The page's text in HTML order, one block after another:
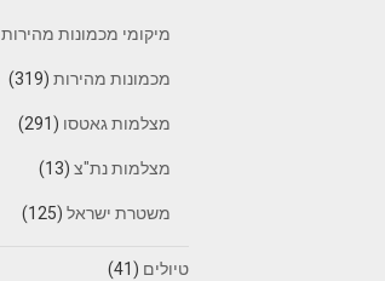
מיקומי מכמונות מהירות
מכמונות מהירות (319)
מצלמות גאטסו (291)
מצלמות נת"צ (13)
משטרת ישראל (125)
טיולים (41)